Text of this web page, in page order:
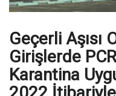
Geçerli Aşısı
Girişlerde
Karantina